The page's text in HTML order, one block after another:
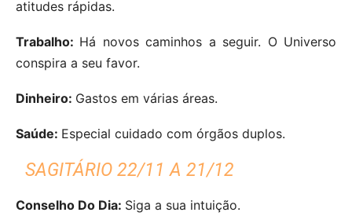
atitudes rápidas.
Trabalho: Há novos caminhos a seguir. O Universo
conspira a seu favor.
Dinheiro: Gastos em várias áreas.
Saúde: Especial cuidado com órgãos duplos.
SAGITÁRIO 22/11 A 21/12
Conselho Do Dia: Siga a sua intuição.